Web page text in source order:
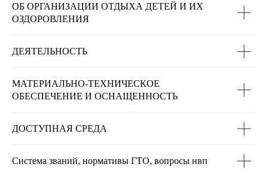
ОБ ОРГАНИЗАЦИИ ОТДЫХА ДЕТЕЙ И ИХ
ОЗДОРОВЛЕНИЯ
ДЕЯТЕЛЬНОСТЬ
МАТЕРИАЛЬНО-ТЕХНИЧЕСКОЕ
ОБЕСПЕЧЕНИЕ И ОСНАЩЕННОСТЬ
ДОСТУПНАЯ СРЕДА
Система званий, нормативы ГТО, вопросы нвп